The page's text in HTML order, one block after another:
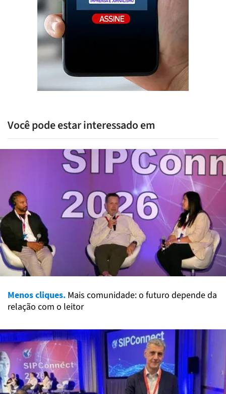
Você pode estar interessado em
Menos cliques. Mais comunidade: o futuro depende da
relação com o leitor